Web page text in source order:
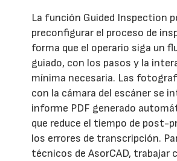
La función Guided Inspection
preconfigurar el proceso de
forma que el operario siga un
guiado, con los pasos y la
mínima necesaria. Las
con la cámara del escáner se
informe PDF generado
que reduce el tiempo de post-
los errores de transcripción.
técnicos de AsorCAD, trabajar